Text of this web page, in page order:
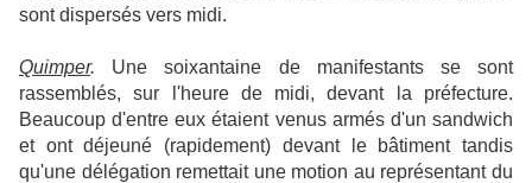
sont dispersés vers midi.
Quimper. Une soixantaine de manifestants se sont
rassemblés, sur l'heure de midi, devant la préfecture.
Beaucoup d'entre eux étaient venus armés d'un sandwich
et ont déjeuné (rapidement) devant le bâtiment tandis
qu'une délégation remettait une motion au représentant du